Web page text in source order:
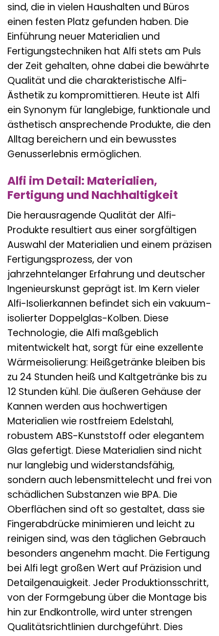
sind, die in vielen Haushalten und Büros
einen festen Platz gefunden haben. Die
Einführung neuer Materialien und
Fertigungstechniken hat Alfi stets am Puls
der Zeit gehalten, ohne dabei die bewährte
Qualität und die charakteristische Alfi-
Ästhetik zu kompromittieren. Heute ist Alfi
ein Synonym für langlebige, funktionale und
ästhetisch ansprechende Produkte, die den
Alltag bereichern und ein bewusstes
Genusserlebnis ermöglichen.
Alfi im Detail: Materialien,
Fertigung und Nachhaltigkeit
Die herausragende Qualität der Alfi-
Produkte resultiert aus einer sorgfältigen
Auswahl der Materialien und einem präzisen
Fertigungsprozess, der von
jahrzehntelanger Erfahrung und deutscher
Ingenieurskunst geprägt ist. Im Kern vieler
Alfi-Isolierkannen befindet sich ein vakuum-
isolierter Doppelglas-Kolben. Diese
Technologie, die Alfi maßgeblich
mitentwickelt hat, sorgt für eine exzellente
Wärmeisolierung: Heißgetränke bleiben bis
zu 24 Stunden heiß und Kaltgetränke bis zu
12 Stunden kühl. Die äußeren Gehäuse der
Kannen werden aus hochwertigen
Materialien wie rostfreiem Edelstahl,
robustem ABS-Kunststoff oder elegantem
Glas gefertigt. Diese Materialien sind nicht
nur langlebig und widerstandsfähig,
sondern auch lebensmittelecht und frei von
schädlichen Substanzen wie BPA. Die
Oberflächen sind oft so gestaltet, dass sie
Fingerabdrücke minimieren und leicht zu
reinigen sind, was den täglichen Gebrauch
besonders angenehm macht. Die Fertigung
bei Alfi legt großen Wert auf Präzision und
Detailgenauigkeit. Jeder Produktionsschritt,
von der Formgebung über die Montage bis
hin zur Endkontrolle, wird unter strengen
Qualitätsrichtlinien durchgeführt. Dies